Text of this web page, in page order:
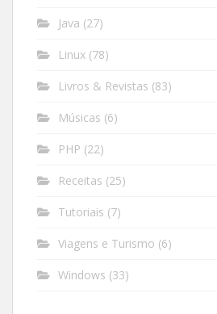
Java (27)
Linux (78)
Livros & Revistas (83)
Músicas (6)
PHP (22)
Receitas (25)
Tutoriais (7)
Viagens e Turismo (6)
Windows (33)